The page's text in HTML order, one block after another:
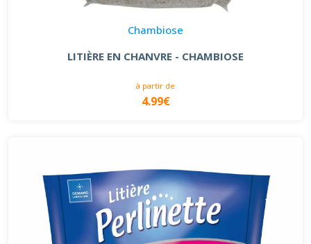
Chambiose
LITIÈRE EN CHANVRE - CHAMBIOSE
à partir de
4.99€